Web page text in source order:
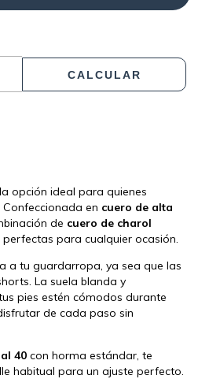
CALCULAR
opción ideal para quienes
en cuero de alta
de cuero de charol
para cualquier ocasión.
a tu guardarropa, ya sea que las
La suela blanda y
pies estén cómodos durante
de cada paso sin
40 con horma estándar, te
habitual para un ajuste perfecto.